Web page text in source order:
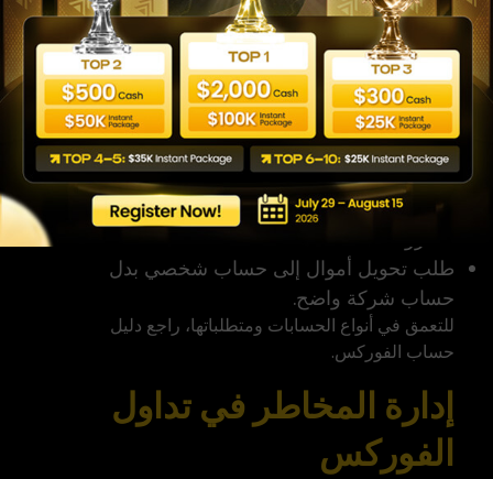
غموض في الترخيص أو اسم الشركة القانوني.
صعوبة الوصول إلى شروط السحب.
مدير حساب يطلب منك زيادة المخاطرة دون
خطة.
إعلانات تركز على نمط الحياة بدل التعليم
والمخاطر.
رفض تقديم معلومات مكتوبة عن الرسوم أو
طلب تحويل أموال إلى حساب شخصي بدل
حساب شركة واضح.
للتعمق في أنواع الحسابات ومتطلباتها، راجع دليل
حساب الفوركس.
إدارة المخاطر في تداول
الفوركس